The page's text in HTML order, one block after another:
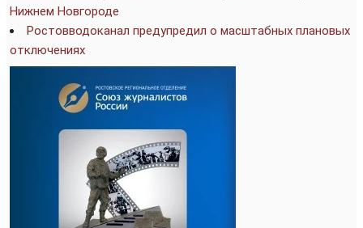
Нижнем Новгороде
Ростовводоканал предупредил о масштабных плановых
отключениях